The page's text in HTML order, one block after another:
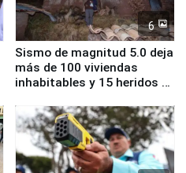
6
Sismo de magnitud 5.0 deja
más de 100 viviendas
inhabitables y 15 heridos en